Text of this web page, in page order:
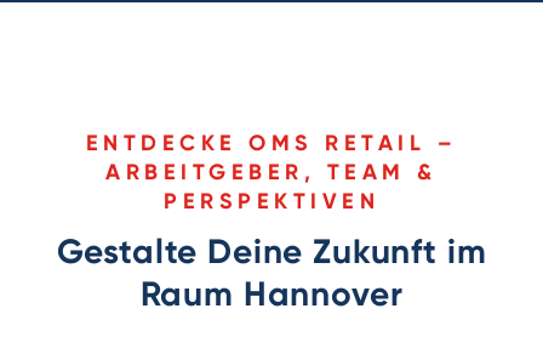
ENTDECKE OMS RETAIL –
ARBEITGEBER, TEAM &
PERSPEKTIVEN
Gestalte Deine Zukunft im
Raum Hannover